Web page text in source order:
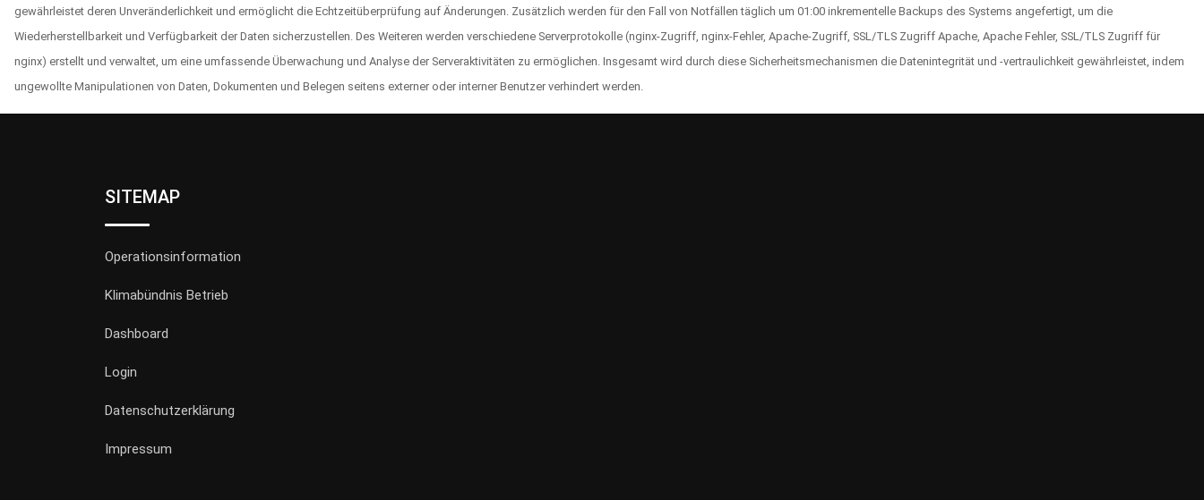
gewährleistet deren Unveränderlichkeit und ermöglicht die Echtzeitüberprüfung auf Änderungen. Zusätzlich werden für den Fall von Notfällen täglich um 01:00 inkrementelle Backups des Systems angefertigt, um die
Wiederherstellbarkeit und Verfügbarkeit der Daten sicherzustellen. Des Weiteren werden verschiedene Serverprotokolle (nginx-Zugriff, nginx-Fehler, Apache-Zugriff, SSL/TLS Zugriff Apache, Apache Fehler, SSL/TLS Zugriff für
nginx) erstellt und verwaltet, um eine umfassende Überwachung und Analyse der Serveraktivitäten zu ermöglichen. Insgesamt wird durch diese Sicherheitsmechanismen die Datenintegrität und -vertraulichkeit gewährleistet, indem
ungewollte Manipulationen von Daten, Dokumenten und Belegen seitens externer oder interner Benutzer verhindert werden.
SITEMAP
Operationsinformation
Klimabündnis Betrieb
Dashboard
Login
Datenschutzerklärung
Impressum